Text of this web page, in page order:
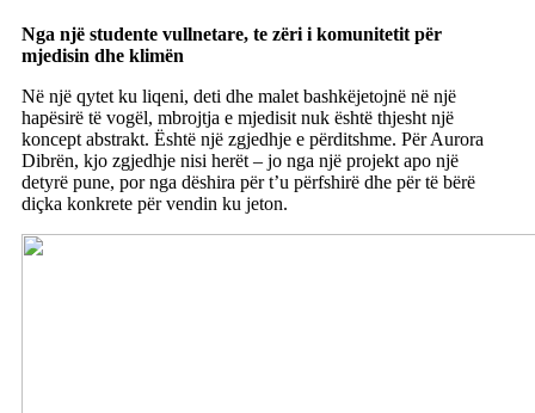
Nga një studente vullnetare, te zëri i komunitetit për
mjedisin dhe klimën
Në një qytet ku liqeni, deti dhe malet bashkëjetojnë në një
hapësirë të vogël, mbrojtja e mjedisit nuk është thjesht një
koncept abstrakt. Është një zgjedhje e përditshme. Për Aurora
Dibrën, kjo zgjedhje nisi herët – jo nga një projekt apo një
detyrë pune, por nga dëshira për t’u përfshirë dhe për të bërë
diçka konkrete për vendin ku jeton.